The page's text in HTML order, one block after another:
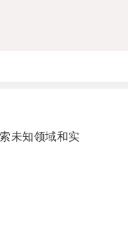
未知领域和实